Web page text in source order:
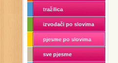
tražilica
izvođači po slovima
pjesme po slovima
sve pjesme